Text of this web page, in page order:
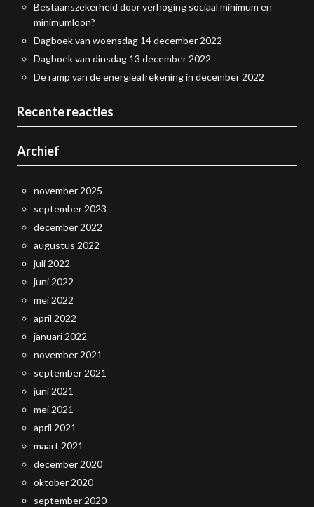
Bestaanszekerheid door verhoging sociaal minimum en
minimumloon?
Dagboek van woensdag 14 december 2022
Dagboek van dinsdag 13 december 2022
De ramp van de energieafrekening in december 2022
Recente reacties
Archief
november 2025
september 2023
december 2022
augustus 2022
juli 2022
juni 2022
mei 2022
april 2022
januari 2022
november 2021
september 2021
juni 2021
mei 2021
april 2021
maart 2021
december 2020
oktober 2020
september 2020